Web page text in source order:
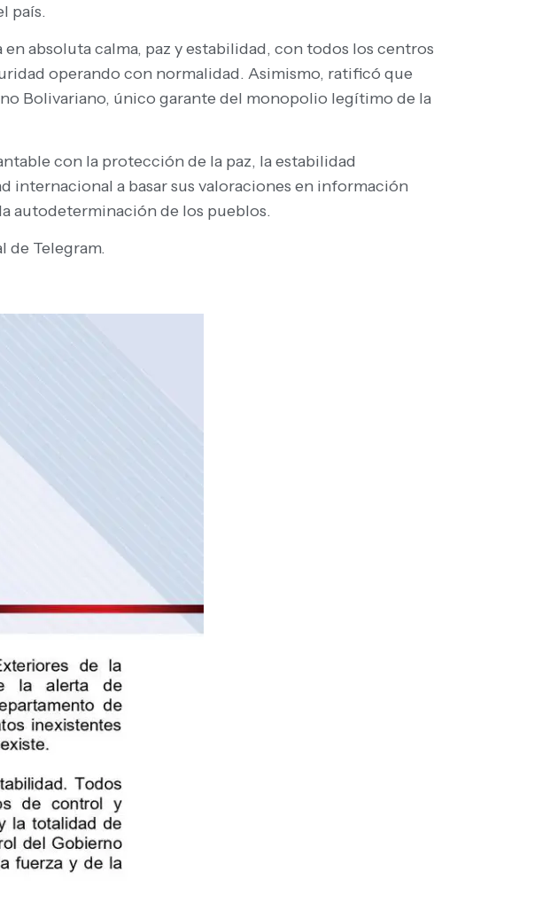
país.
absoluta calma, paz y estabilidad, con todos los centros
operando con normalidad. Asimismo, ratificó que
Bolivariano, único garante del monopolio legítimo de la
con la protección de la paz, la estabilidad
internacional a basar sus valoraciones en información
autodeterminación de los pueblos.
de Telegram.